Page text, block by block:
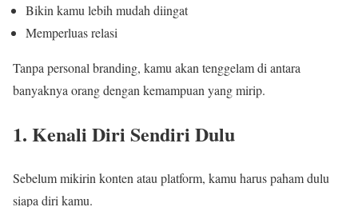
Bikin kamu lebih mudah diingat
Memperluas relasi
Tanpa personal branding, kamu akan tenggelam di antara
banyaknya orang dengan kemampuan yang mirip.
1. Kenali Diri Sendiri Dulu
Sebelum mikirin konten atau platform, kamu harus paham dulu
siapa diri kamu.